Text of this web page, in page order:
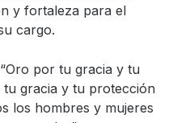
y fortaleza para el
cargo.
por tu gracia y tu
gracia y tu protección
los hombres y mujeres